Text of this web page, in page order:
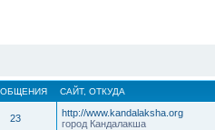
САЙТ, ОТКУДА
23
http://www.kandalaksha.org
город Кандалакша